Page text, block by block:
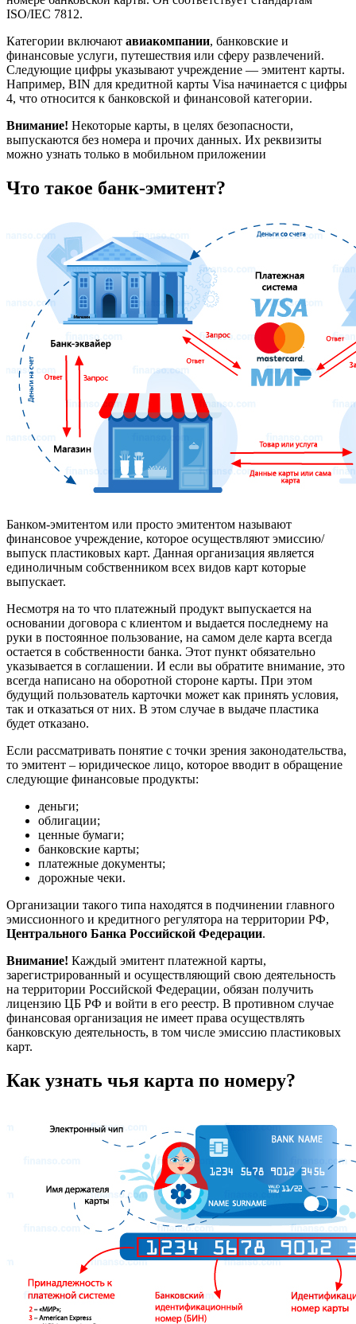
ISO/IEC 7812.
Категории включают авиакомпании, банковские и
финансовые услуги, путешествия или сферу развлечений.
Следующие цифры указывают учреждение — эмитент карты.
Например, BIN для кредитной карты Visa начинается с цифры
4, что относится к банковской и финансовой категории.
Внимание! Некоторые карты, в целях безопасности,
выпускаются без номера и прочих данных. Их реквизиты
можно узнать только в мобильном приложении
Что такое банк-эмитент?
Банком-эмитентом или просто эмитентом называют
финансовое учреждение, которое осуществляют эмиссию/
выпуск пластиковых карт. Данная организация является
единоличным собственником всех видов карт которые
выпускает.
Несмотря на то что платежный продукт выпускается на
основании договора с клиентом и выдается последнему на
руки в постоянное пользование, на самом деле карта всегда
остается в собственности банка. Этот пункт обязательно
указывается в соглашении. И если вы обратите внимание, это
всегда написано на оборотной стороне карты. При этом
будущий пользователь карточки может как принять условия,
так и отказаться от них. В этом случае в выдаче пластика
будет отказано.
Если рассматривать понятие с точки зрения законодательства,
то эмитент – юридическое лицо, которое вводит в обращение
следующие финансовые продукты:
деньги;
облигации;
ценные бумаги;
банковские карты;
платежные документы;
дорожные чеки.
Организации такого типа находятся в подчинении главного
эмиссионного и кредитного регулятора на территории РФ,
Центрального Банка Российской Федерации.
Внимание! Каждый эмитент платежной карты,
зарегистрированный и осуществляющий свою деятельность
на территории Российской Федерации, обязан получить
лицензию ЦБ РФ и войти в его реестр. В противном случае
финансовая организация не имеет права осуществлять
банковскую деятельность, в том числе эмиссию пластиковых
карт.
Как узнать чья карта по номеру?